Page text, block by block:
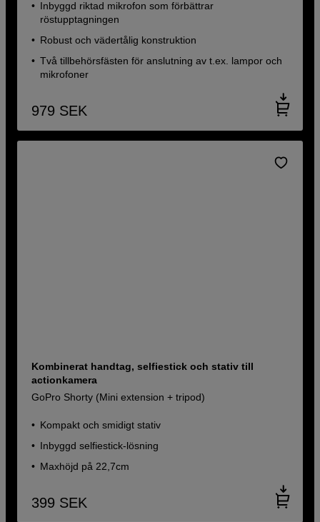
Inbyggd riktad mikrofon som förbättrar
röstupptagningen
Robust och vädertålig konstruktion
Två tillbehörsfästen för anslutning av t.ex. lampor och
mikrofoner
979 SEK
Kombinerat handtag, selfiestick och stativ till
actionkamera
GoPro Shorty (Mini extension + tripod)
Kompakt och smidigt stativ
Inbyggd selfiestick-lösning
Maxhöjd på 22,7cm
399 SEK